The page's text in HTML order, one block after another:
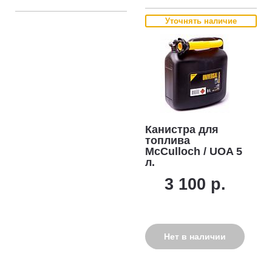
Уточнять наличие
Канистра для
топлива
McCulloch / UOA 5
л.
3 100 р.
Нет в наличии